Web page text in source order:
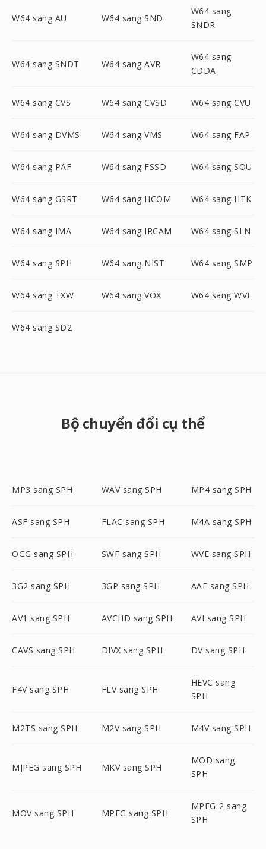
W64 sang AU W64 sang SND
W64 sang
SNDR
W64 sang SNDT W64 sang AVR
W64 sang
CDDA
W64 sang CVS W64 sang CVSD W64 sang CVU
W64 sang DVMS W64 sang VMS W64 sang FAP
W64 sang PAF W64 sang FSSD W64 sang SOU
W64 sang GSRT W64 sang HCOM W64 sang HTK
W64 sang IMA W64 sang IRCAM W64 sang SLN
W64 sang SPH W64 sang NIST W64 sang SMP
W64 sang TXW W64 sang VOX W64 sang WVE
W64 sang SD2
Bộ chuyển đổi cụ thể
MP3 sang SPH WAV sang SPH MP4 sang SPH
ASF sang SPH FLAC sang SPH M4A sang SPH
OGG sang SPH SWF sang SPH WVE sang SPH
3G2 sang SPH 3GP sang SPH AAF sang SPH
AV1 sang SPH AVCHD sang SPH AVI sang SPH
CAVS sang SPH DIVX sang SPH DV sang SPH
F4V sang SPH FLV sang SPH
HEVC sang
SPH
M2TS sang SPH M2V sang SPH M4V sang SPH
MJPEG sang SPH MKV sang SPH
MOD sang
SPH
MOV sang SPH MPEG sang SPH
MPEG-2 sang
SPH